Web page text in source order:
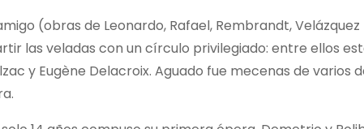
(obras de Leonardo, Rafael, Rembrandt, Velázquez
las veladas con un círculo privilegiado: entre ellos
y Eugène Delacroix. Aguado fue mecenas de varios